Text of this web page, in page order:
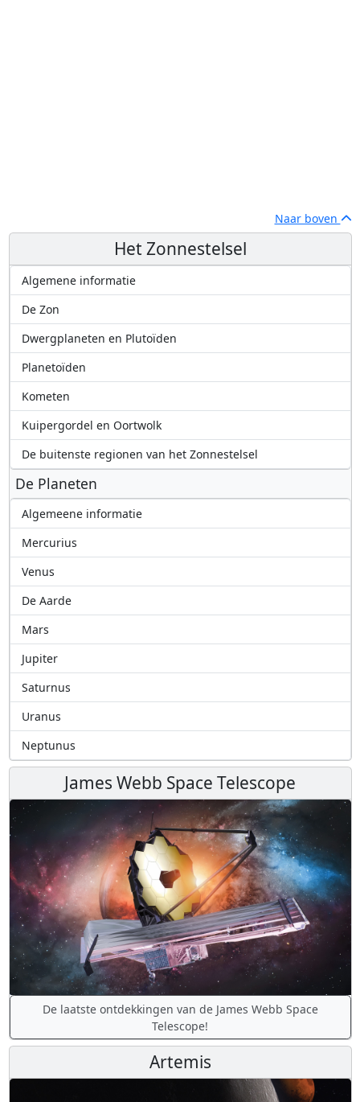
Naar boven
Het Zonnestelsel
Algemene informatie
De Zon
Dwergplaneten en Plutoïden
Planetoïden
Kometen
Kuipergordel en Oortwolk
De buitenste regionen van het Zonnestelsel
De Planeten
Algemeene informatie
Mercurius
Venus
De Aarde
Mars
Jupiter
Saturnus
Uranus
Neptunus
James Webb Space Telescope
De laatste ontdekkingen van de James Webb Space
Telescope!
Artemis